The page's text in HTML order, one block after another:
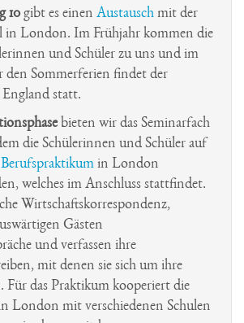
10 gibt es einen Austausch mit der
in London. Im Frühjahr kommen die
und Schüler zu uns und im
den Sommerferien findet der
England statt.
bieten wir das Seminarfach
die Schülerinnen und Schüler auf
Berufspraktikum in London
welches im Anschluss stattfindet.
Wirtschaftskorrespondenz,
Gästen
und verfassen ihre
mit denen sie sich um ihre
Für das Praktikum kooperiert die
in London mit verschiedenen Schulen